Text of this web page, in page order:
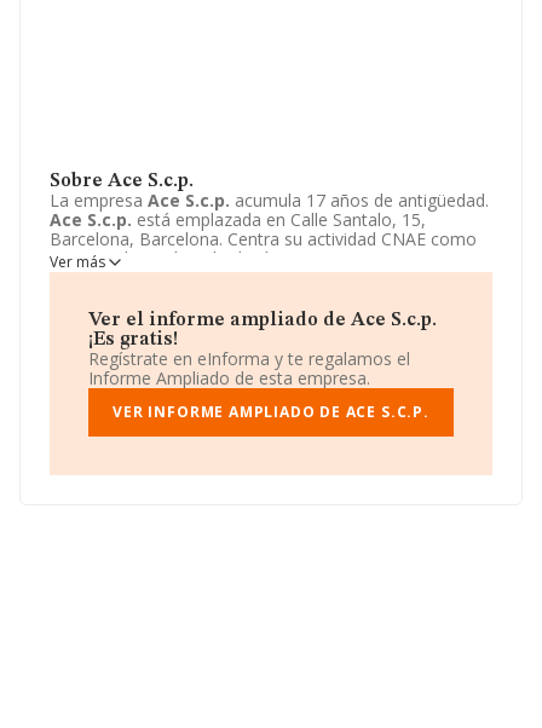
Sobre Ace S.c.p.
La empresa Ace S.c.p. acumula 17 años de antigüedad.
Ace S.c.p. está emplazada en Calle Santalo, 15,
Barcelona, Barcelona. Centra su actividad CNAE como
9621 - Peluquerías y barberías. La empresa
es Sociedad civil. Consulte la webhttp://www.ace-ai.com
S.c.p..
Ver más
Ver el informe ampliado de Ace S.c.p.
¡Es gratis!
Regístrate en eInforma y te regalamos el
Informe Ampliado de esta empresa.
VER INFORME AMPLIADO DE ACE S.C.P.